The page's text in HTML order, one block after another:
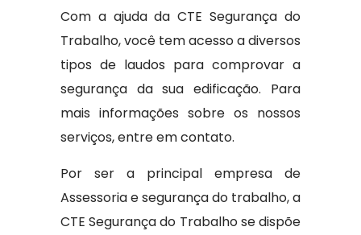
Com a ajuda da CTE Segurança do
Trabalho, você tem acesso a diversos
tipos de laudos para comprovar a
segurança da sua edificação. Para
mais informações sobre os nossos
serviços, entre em contato.
Por ser a principal empresa de
Assessoria e segurança do trabalho, a
CTE Segurança do Trabalho se dispõe